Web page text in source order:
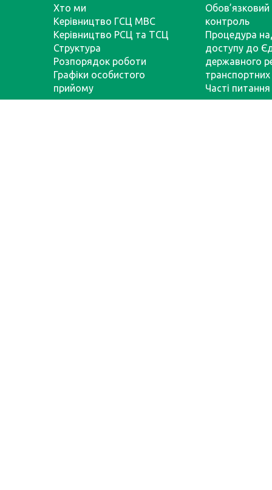
Хто ми
Керівництво ГСЦ МВС
Керівництво РСЦ та ТСЦ
Структура
Розпорядок роботи
Графіки особистого
прийому
Обов’язковий
контроль
Процедура
доступу до
державного
транспортних
Часті питання